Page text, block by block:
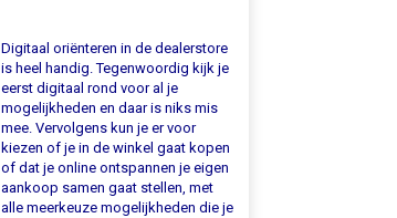
Digitaal oriënteren in de dealerstore
is heel handig. Tegenwoordig kijk je
eerst digitaal rond voor al je
mogelijkheden en daar is niks mis
mee. Vervolgens kun je er voor
kiezen of je in de winkel gaat kopen
of dat je online ontspannen je eigen
aankoop samen gaat stellen, met
alle meerkeuze mogelijkheden die je